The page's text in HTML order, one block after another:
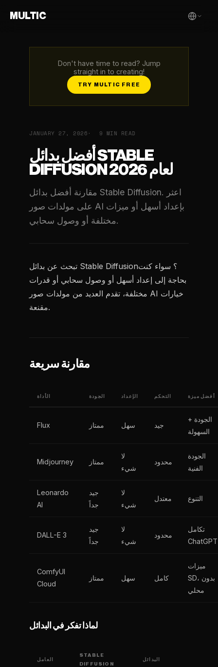
MULTIC
Don't have time to read? Jump
straight in to creating!
TRY MULTIC FREE
JANUARY 27, 2026 9 MIN READ
أفضل بدائل STABLE
DIFFUSION لعام 2026
مقارنة أفضل بدائل Stable Diffusion. اعثر
على مولدات صور AI بإعداد أسهل أو ميزات
مختلفة أو وصول سحابي.
تبحث عن بدائل Stable Diffusion؟ سواء كنت
بحاجة إلى إعداد أسهل أو وصول سحابي أو قدرات
مختلفة، تقدم العديد من مولدات صور AI خيارات
مقنعة.
مقارنة سريعة
الأداة الجودة الإعداد التحكم أفضل ميزة
Flux ممتاز سهل جيد
الجودة +
السهولة
Midjourney ممتاز
لا
شيء
محدود
الجودة
الفنية
Leonardo
AI
جيد
جداً
لا
شيء
معتدل التنوع
DALL-E 3
جيد
جداً
لا
شيء
محدود
تكامل
ChatGPT
ComfyUI
Cloud
ممتاز سهل كامل
ميزات
SD، بدون
محلي
لماذا تفكر في البدائل
العامل
STABLE
DIFFUSION
البدائل